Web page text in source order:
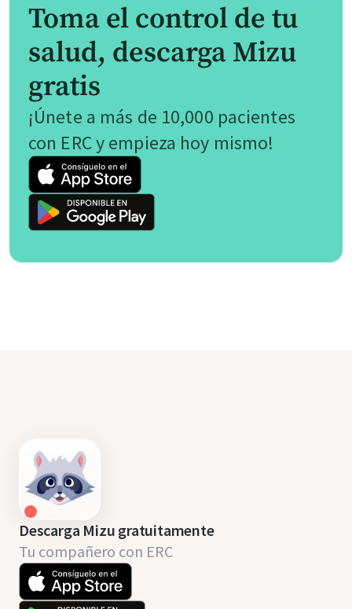
Toma el control de tu
salud, descarga Mizu
gratis
¡Únete a más de 10,000 pacientes
con ERC y empieza hoy mismo!
Descarga Mizu gratuitamente
Tu compañero con ERC